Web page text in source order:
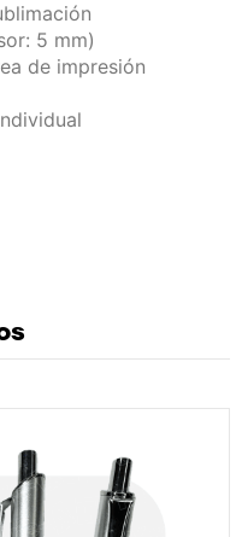
5 mm)
de impresión